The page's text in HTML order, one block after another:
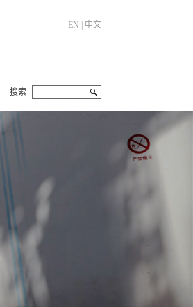
EN 中文
搜索